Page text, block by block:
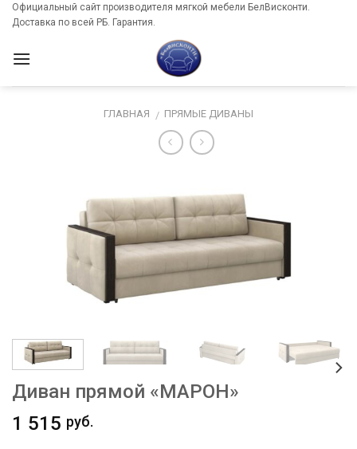
SkipОфициальный сайт производителя мягкой мебели БелВисконти.
Доставка по всей РБ. Гарантия.
ГЛАВНАЯ / ПРЯМЫЕ ДИВАНЫ
Диван прямой «MAРОН»
1 515 руб.